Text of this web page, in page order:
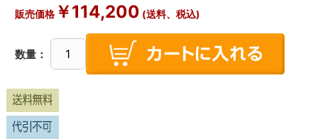
販売価格￥114,200 (送料、税込)
数量：